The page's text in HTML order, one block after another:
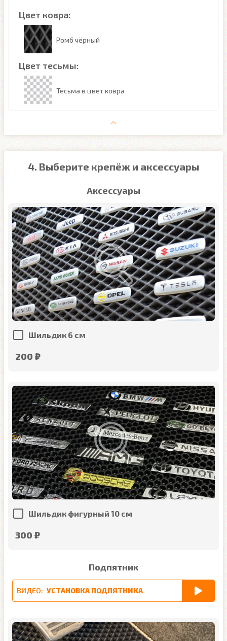
Цвет ковра:
Ромб чёрный
Цвет тесьмы:
Тесьма в цвет ковра
4. Выберите крепёж и аксессуары
Аксессуары
Шильдик 6 см
200 ₽
Шильдик фигурный 10 см
300 ₽
Подпятник
ВИДЕО: УСТАНОВКА ПОДПЯТНИКА